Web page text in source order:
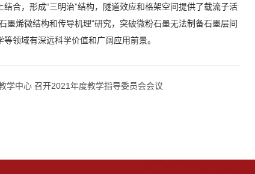
合，形成“三明治”结构，隧道效应和格架空间提供了载流子活
烯微结构和传导机理"研究，突破微粉石墨无法制备石墨层间
领域有深远科学价值和广阔应用前景。
学中心 召开2021年度教学指导委员会会议